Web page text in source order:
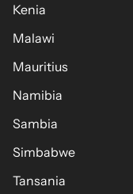
Kenia
Malawi
Mauritius
Namibia
Sambia
Simbabwe
Tansania